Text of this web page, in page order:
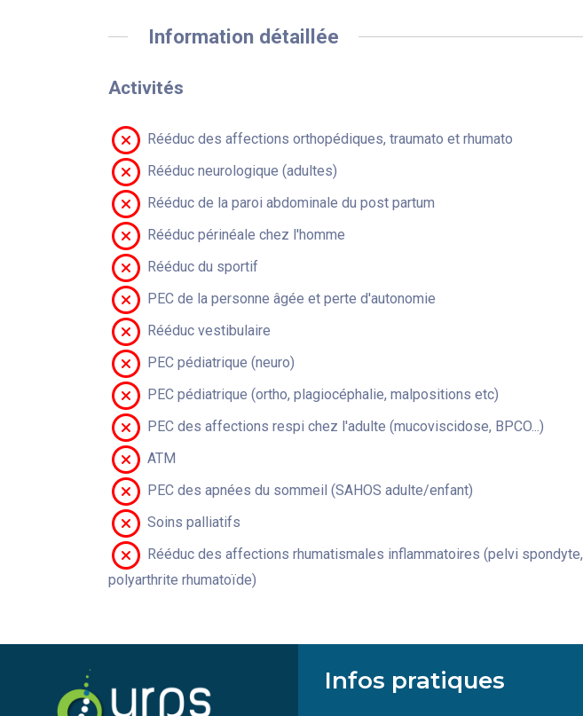
Information détaillée
Activités
Rééduc des affections orthopédiques, traumato et rhumato
Rééduc neurologique (adultes)
Rééduc de la paroi abdominale du post partum
Rééduc périnéale chez l'homme
Rééduc du sportif
PEC de la personne âgée et perte d'autonomie
Rééduc vestibulaire
PEC pédiatrique (neuro)
PEC pédiatrique (ortho, plagiocéphalie, malpositions etc)
PEC des affections respi chez l'adulte (mucoviscidose, BPCO...)
ATM
PEC des apnées du sommeil (SAHOS adulte/enfant)
Soins palliatifs
Rééduc des affections rhumatismales inflammatoires (pelvi spondyte,
polyarthrite rhumatoïde)
Infos pratiques